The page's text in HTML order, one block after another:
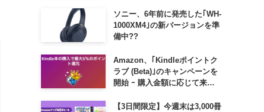
ソニー、6年前に発売した｢WH-
1000XM4｣の新バージョンを準
備中??
Amazon、｢Kindleポイントク
ラブ (Beta)｣のキャンペーンを
開始 ｰ 購入金額に応じて来月
【3日間限定】今週末は3,000冊